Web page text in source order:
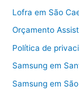
Lofra em São
Orçamento
Política de
Samsung em
Samsung em